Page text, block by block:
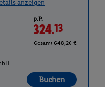
anzeigen
p.P.
324.13
Gesamt 648,26 €
Buchen